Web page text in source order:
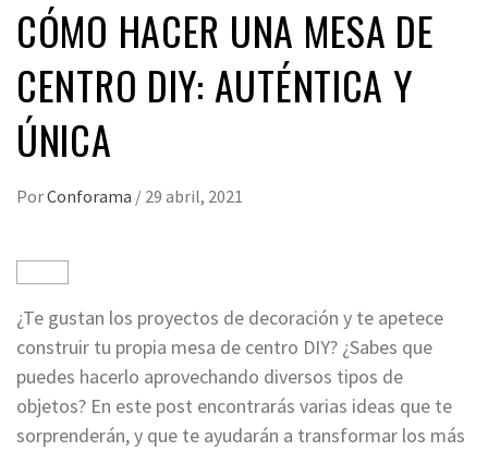
CÓMO HACER UNA MESA DE
CENTRO DIY: AUTÉNTICA Y
ÚNICA
PorConforama / 29 abril, 2021
¿Te gustan los proyectos de decoración y te apetece
construir tu propia mesa de centro DIY? ¿Sabes que
puedes hacerlo aprovechando diversos tipos de
objetos? En este post encontrarás varias ideas que te
sorprenderán, y que te ayudarán a transformar los más